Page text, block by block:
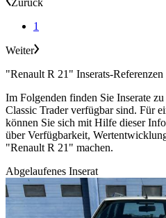
Zurück
1
Weiter
"Renault R 21" Inserats-
Im Folgenden finden Sie Inserate
Classic Trader verfügbar sind. Für
können Sie sich mit Hilfe dieser
über Verfügbarkeit,
"Renault R 21" machen.
Abgelaufenes Inserat